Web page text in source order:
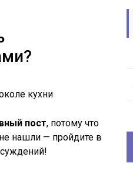
кухни
пост, потому что
не нашли — пройдите в